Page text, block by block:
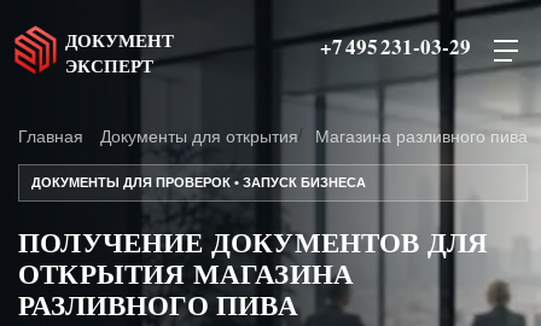
ДОКУМЕНТ
ЭКСПЕРТ
+7 495 231-03-29
Главная Документы для открытия Магазина разливного пива
ДОКУМЕНТЫ ДЛЯ ПРОВЕРОК • ЗАПУСК БИЗНЕСА
ПОЛУЧЕНИЕ ДОКУМЕНТОВ ДЛЯ
ОТКРЫТИЯ МАГАЗИНА
РАЗЛИВНОГО ПИВА